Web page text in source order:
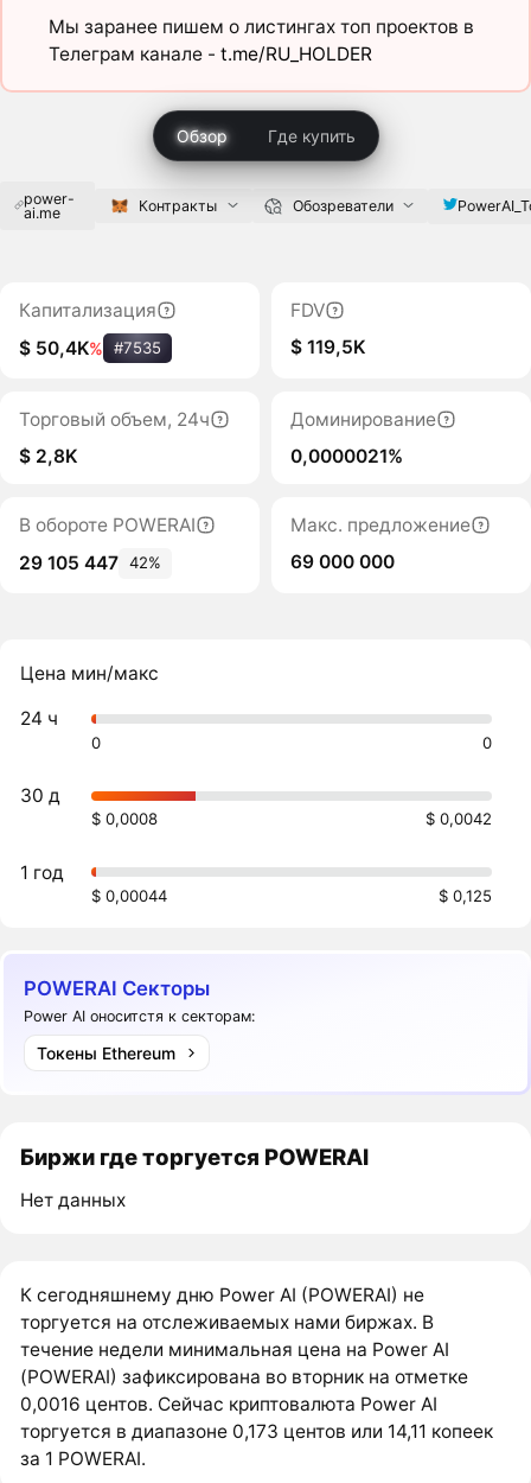
Мы заранее пишем о листингах топ проектов в
Телеграм канале - t.me/RU_HOLDER
Обзор Где купить
power-
ai.me
Контракты Обозреватели
Капитализация
$ 50,4K% #7535
FDV
$ 119,5K
Торговый объем, 24ч
$ 2,8K
Доминирование
0,0000021%
В обороте POWERAI
29 105 447 42%
Макс. предложение
69 000 000
Цена мин/макс
24 ч
0 0
30 д
$ 0,0008 $ 0,0042
1 год
$ 0,00044 $ 0,125
POWERAI Секторы
Power AI оноситстя к секторам:
Токены Ethereum
Биржи где торгуется POWERAI
Нет данных
К сегодняшнему дню Power AI (POWERAI) не
торгуется на отслеживаемых нами биржах. В
течение недели минимальная цена на Power AI
(POWERAI) зафиксирована во вторник на отметке
0,0016 центов. Сейчас криптовалюта Power AI
торгуется в диапазоне 0,173 центов или 14,11 копеек
за 1 POWERAI.